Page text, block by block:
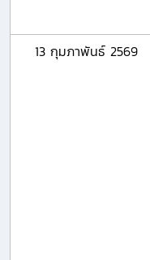
13 กุมภาพันธ์ 2569